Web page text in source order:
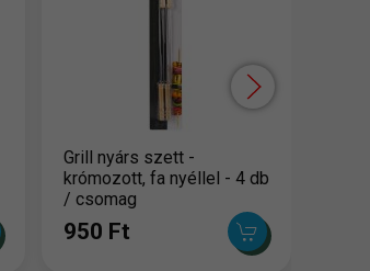
Grill nyárs szett -
krómozott, fa nyéllel - 4 db
/ csomag
950 Ft